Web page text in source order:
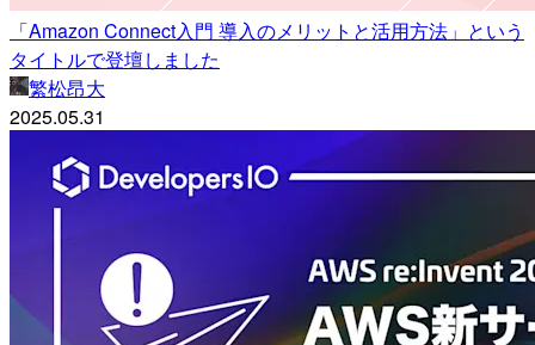
「Amazon Connect入門 導入のメリットと活用方法」という
タイトルで登壇しました
繁松昂大
2025.05.31